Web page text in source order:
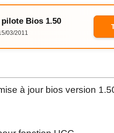
Bios 1.50
03/2011
à jour bios version